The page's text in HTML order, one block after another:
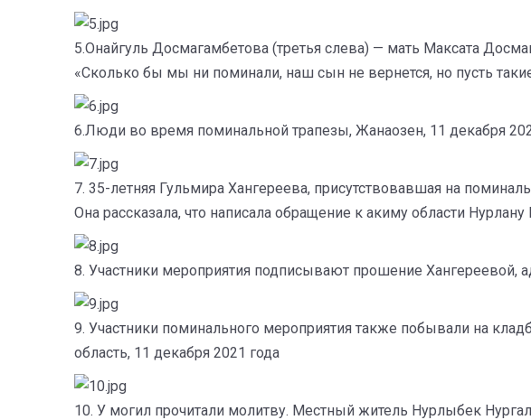
5.Онайгуль Досмагамбетова (третья слева) — мать Максата
«Сколько бы мы ни поминали, наш сын не вернется, но пусть
6.Люди во время поминальной трапезы, Жанаозен, 11 декабря
7. 35-летняя Гульмира Хангереева, присутствовавшая на
Она рассказала, что написала обращение к акиму области
8. Участники мероприятия подписывают прошение Хангереевой,
9. Участники поминального мероприятия также побывали на
область, 11 декабря 2021 года
10. У могил прочитали молитву. Местный житель Нурлыбек